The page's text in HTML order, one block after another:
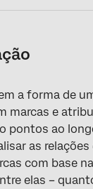
a forma de
marcas e
pontos ao
as relações
com base na
elas –